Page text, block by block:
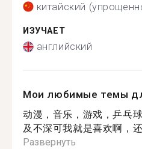
китайский
ИЗУЧАЕТ
английский
Мои любимые темы
动漫，音乐，游戏，乒乓
及不深可我就是喜欢啊，
Развернуть